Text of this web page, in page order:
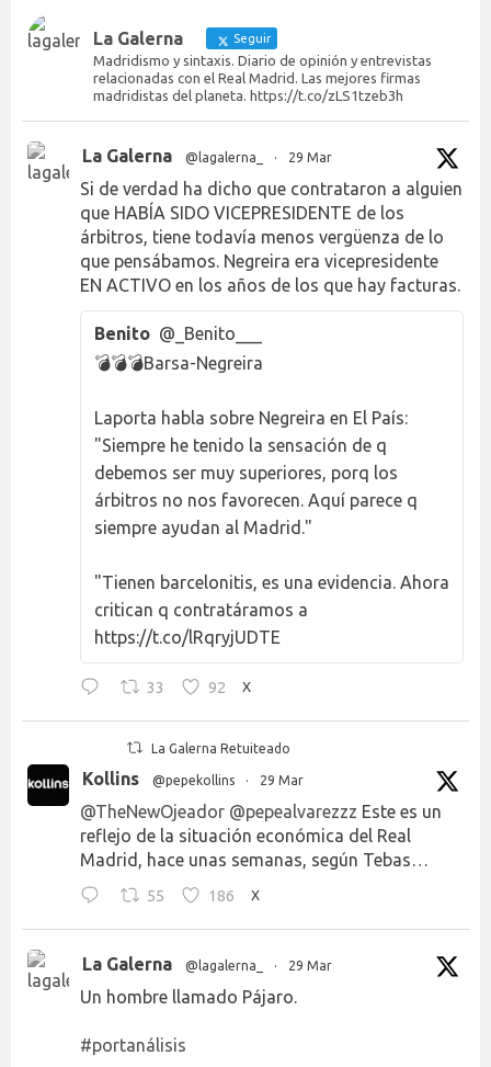
La Galerna Seguir
Madridismo y sintaxis. Diario de opinión y entrevistas
relacionadas con el Real Madrid. Las mejores firmas
madridistas del planeta. https://t.co/zLS1tzeb3h
La Galerna @lagalerna_ · 29 Mar
Si de verdad ha dicho que contrataron a alguien
que HABÍA SIDO VICEPRESIDENTE de los
árbitros, tiene todavía menos vergüenza de lo
que pensábamos. Negreira era vicepresidente
EN ACTIVO en los años de los que hay facturas.
Benito @_Benito___
💣💣💣Barsa-Negreira
Laporta habla sobre Negreira en El País:
"Siempre he tenido la sensación de q
debemos ser muy superiores, porq los
árbitros no nos favorecen. Aquí parece q
siempre ayudan al Madrid."
"Tienen barcelonitis, es una evidencia. Ahora
critican q contratáramos a
https://t.co/lRqryjUDTE
33 92 X
La Galerna Retuiteado
Kollins @pepekollins · 29 Mar
@TheNewOjeador @pepealvarezzz Este es un
reflejo de la situación económica del Real
Madrid, hace unas semanas, según Tebas…
55 186 X
La Galerna @lagalerna_ · 29 Mar
Un hombre llamado Pájaro.
#portanálisis